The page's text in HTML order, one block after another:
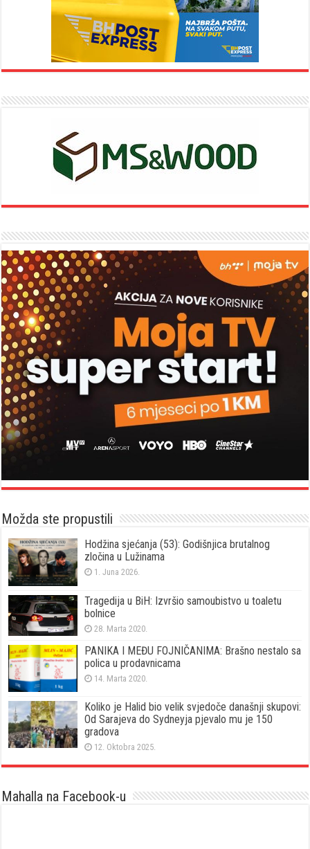
Možda ste propustili
Hodžina sjećanja (53): Godišnjica brutalnog
zločina u Lužinama
1. Juna 2026.
Tragedija u BiH: Izvršio samoubistvo u toaletu
bolnice
28. Marta 2020.
PANIKA I MEĐU FOJNIČANIMA: Brašno nestalo sa
polica u prodavnicama
14. Marta 2020.
Koliko je Halid bio velik svjedoče današnji skupovi:
Od Sarajeva do Sydneyja pjevalo mu je 150
gradova
12. Oktobra 2025.
Mahalla na Facebook-u